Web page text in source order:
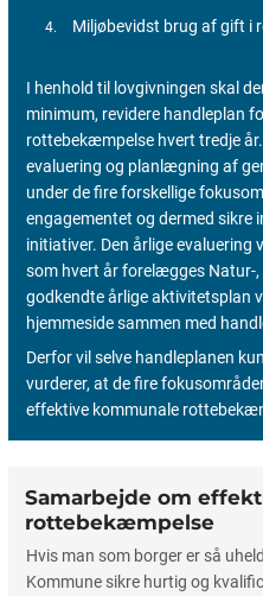
Miljøbevidst brug af gift i
I henhold til lovgivningen skal
minimum, revidere handleplan
rottebekæmpelse hvert tredje
evaluering og planlægning af
under de fire forskellige
engagementet og dermed sikre
initiativer. Den årlige evaluering
som hvert år forelægges Natur-
godkendte årlige aktivitetsplan
hjemmeside sammen med
Derfor vil selve handleplanen
vurderer, at de fire
effektive kommunale
Samarbejde om
rottebekæmpelse
Hvis man som borger er så
Kommune sikre hurtig og